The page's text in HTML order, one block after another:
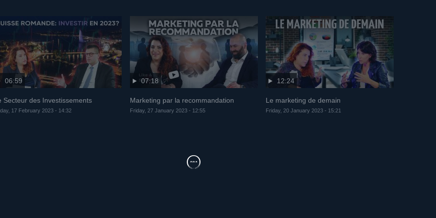
06:59
Secteur des Investissements
17 February 2023 - 14:32
07:18
Marketing par la recommandation
Friday, 27 January 2023 - 12:55
12:24
Le marketing de demain
Friday, 20 January 2023 - 15:21